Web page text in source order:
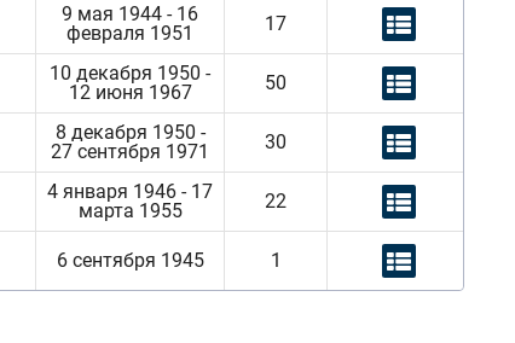
9 мая 1944 - 16
февраля 1951
17
10 декабря 1950 -
12 июня 1967
50
8 декабря 1950 -
27 сентября 1971
30
4 января 1946 - 17
марта 1955
22
6 сентября 1945 1